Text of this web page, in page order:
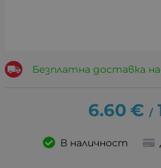
Безплатна доставка
6.60 € /
В наличност